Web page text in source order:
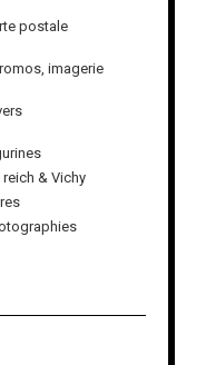
postale
imagerie
reich & Vichy